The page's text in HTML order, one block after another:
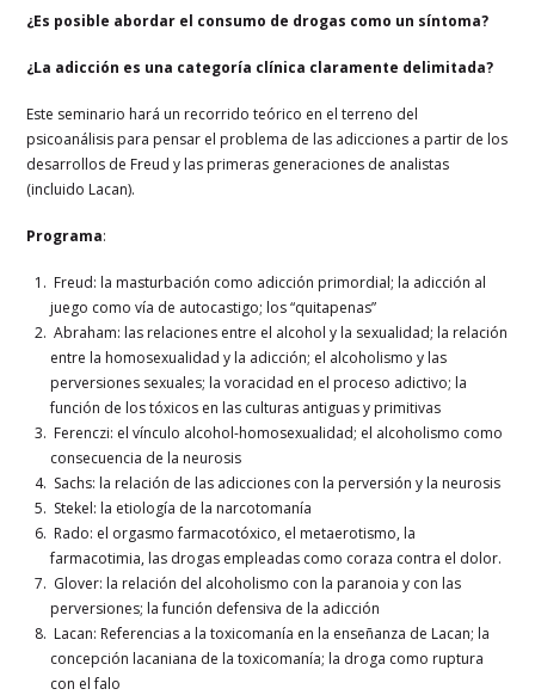
¿Es posible abordar el consumo de drogas como un síntoma?
¿La adicción es una categoría clínica claramente delimitada?
Este seminario hará un recorrido teórico en el terreno del
psicoanálisis para pensar el problema de las adicciones a partir de los
desarrollos de Freud y las primeras generaciones de analistas
(incluido Lacan).
Programa:
Freud: la masturbación como adicción primordial; la adicción al
juego como vía de autocastigo; los “quitapenas”
Abraham: las relaciones entre el alcohol y la sexualidad; la relación
entre la homosexualidad y la adicción; el alcoholismo y las
perversiones sexuales; la voracidad en el proceso adictivo; la
función de los tóxicos en las culturas antiguas y primitivas
Ferenczi: el vínculo alcohol-homosexualidad; el alcoholismo como
consecuencia de la neurosis
Sachs: la relación de las adicciones con la perversión y la neurosis
Stekel: la etiología de la narcotomanía
Rado: el orgasmo farmacotóxico, el metaerotismo, la
farmacotimia, las drogas empleadas como coraza contra el dolor.
Glover: la relación del alcoholismo con la paranoia y con las
perversiones; la función defensiva de la adicción
Lacan: Referencias a la toxicomanía en la enseñanza de Lacan; la
concepción lacaniana de la toxicomanía; la droga como ruptura
con el falo